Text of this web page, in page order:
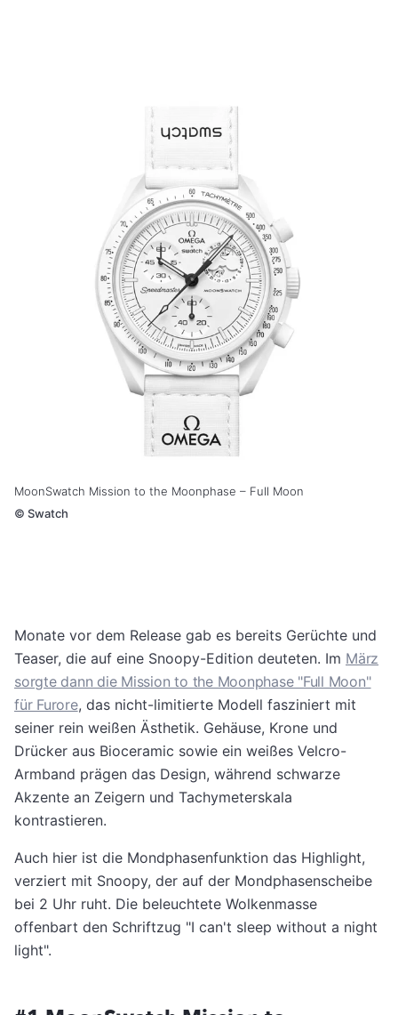
MoonSwatch Mission to the Moonphase – Full Moon
© Swatch
Monate vor dem Release gab es bereits Gerüchte und
Teaser, die auf eine Snoopy-Edition deuteten. Im März
sorgte dann die Mission to the Moonphase "Full Moon"
für Furore, das nicht-limitierte Modell fasziniert mit
seiner rein weißen Ästhetik. Gehäuse, Krone und
Drücker aus Bioceramic sowie ein weißes Velcro-
Armband prägen das Design, während schwarze
Akzente an Zeigern und Tachymeterskala
kontrastieren.
Auch hier ist die Mondphasenfunktion das Highlight,
verziert mit Snoopy, der auf der Mondphasenscheibe
bei 2 Uhr ruht. Die beleuchtete Wolkenmasse
offenbart den Schriftzug "I can't sleep without a night
light".